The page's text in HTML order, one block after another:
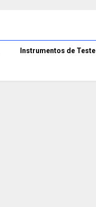
Instrumentos de Teste